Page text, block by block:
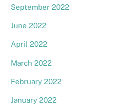
September 2022
June 2022
April 2022
March 2022
February 2022
January 2022